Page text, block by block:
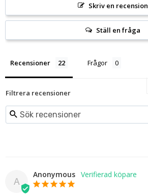
Skriv en recension
Ställ en fråga
Recensioner Frågor
Filtrera recensioner
A
Anonymous